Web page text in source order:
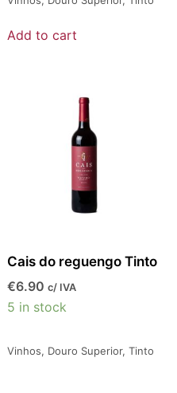
Add to cart
Cais do reguengo Tinto
€6.90 c/ IVA
5 in stock
Vinhos, Douro Superior, Tinto